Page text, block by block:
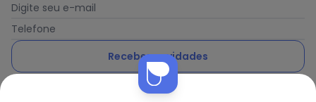
Digite seu e-mail
Telefone
Receber novidades
Ao enviar o cadastro, você concorda com a nossa
Nós utilizamos cookies e tecnologias similares para melhorar sua